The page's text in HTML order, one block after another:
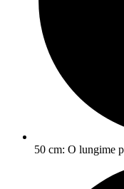
50 cm: O lungime